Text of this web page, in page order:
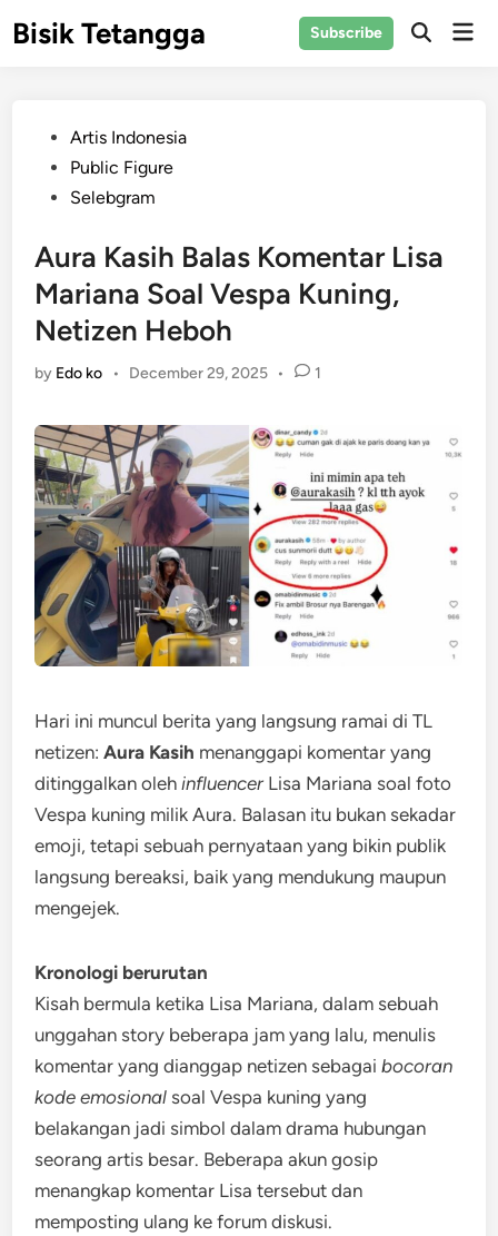
toBisik Tetangga Subscribe
Open
PostedArtis Indonesia
Public Figure
Selebgram
Aura Kasih Balas Komentar Lisa
Mariana Soal Vespa Kuning,
Netizen Heboh
by Edo ko • December 29, 2025 • 1
Hari ini muncul berita yang langsung ramai di TL
netizen:Aura Kasih menanggapi komentar yang
ditinggalkan olehinfluencer Lisa Mariana soal foto
Vespa kuning milik Aura. Balasan itu bukan sekadar
emoji, tetapi sebuah pernyataan yang bikin publik
langsung bereaksi, baik yang mendukung maupun
mengejek.
Kronologi berurutan
Kisah bermula ketika Lisa Mariana, dalam sebuah
unggahan story beberapa jam yang lalu, menulis
komentar yang dianggap netizen sebagaibocoran
kode emosional soal Vespa kuning yang
belakangan jadi simbol dalam drama hubungan
seorang artis besar. Beberapa akun gosip
menangkap komentar Lisa tersebut dan
memposting ulang ke forum diskusi.